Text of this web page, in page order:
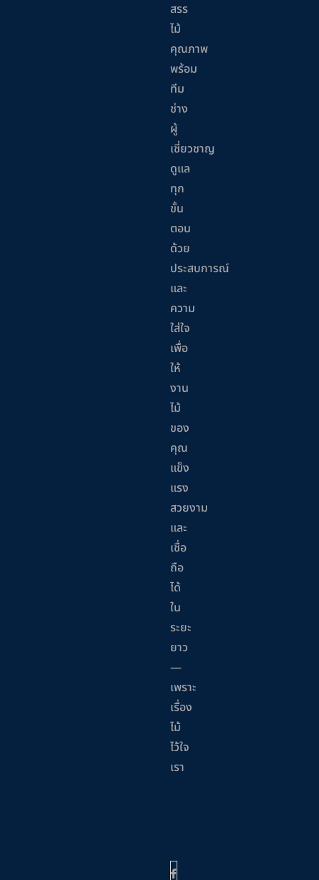
สรร
ไม้
คุณภาพ
พร้อม
ทีม
ช่าง
ผู้
เชี่ยวชาญ
ดูแล
ทุก
ขั้น
ตอน
ด้วย
ประสบการณ์
และ
ความ
ใส่ใจ
เพื่อ
ให้
งาน
ไม้
ของ
คุณ
แข็ง
แรง
สวยงาม
และ
เชื่อ
ถือ
ได้
ใน
ระยะ
ยาว
—
เพราะ
เรื่อง
ไม้
ไว้ใจ
เรา